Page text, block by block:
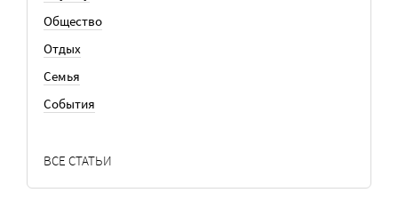
Общество
Отдых
Семья
События
ВСЕ СТАТЬИ